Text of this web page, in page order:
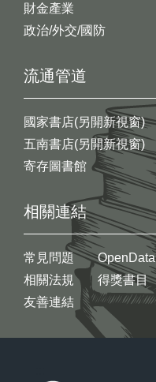
財金產業
政治/外交/國防
流通管道
國家書店(另開新視窗)
五南書店(另開新視窗)
寄存圖書館
相關連結
常見問題
相關法規
友善連結
OpenData
得獎書目